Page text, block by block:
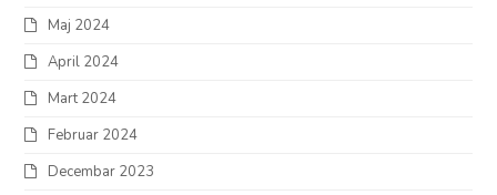
Maj 2024
April 2024
Mart 2024
Februar 2024
Decembar 2023